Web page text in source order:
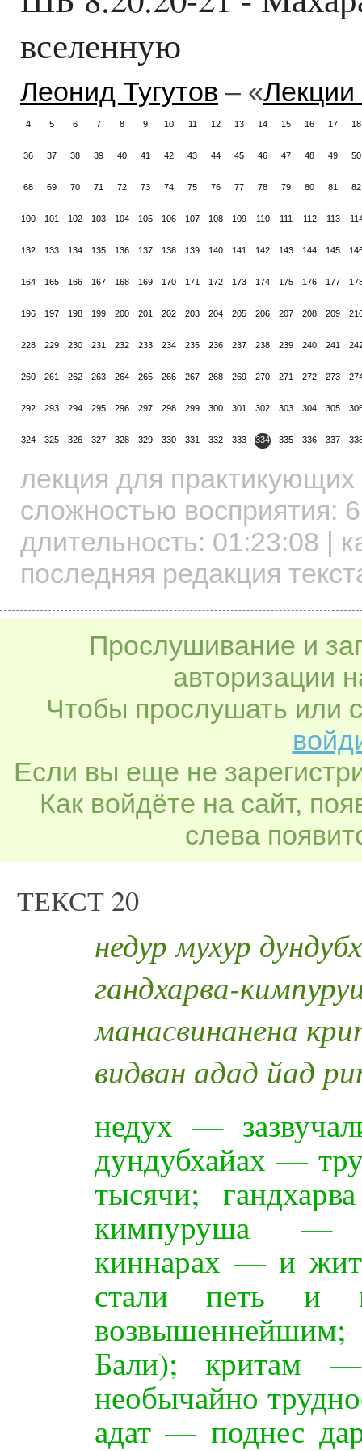
вселенную
Леонид Тугутов – «
4 5 6 7 8 9 10 11 12 13 14 15 16 17 18
36 37 38 39 40 41 42 43 44 45 46 47 48 49 50
68 69 70 71 72 73 74 75 76 77 78 79 80 81 82
100 101 102 103 104 105 106 107 108 109 110 111 112 113
132 133 134 135 136 137 138 139 140 141 142 143 144 145
164 165 166 167 168 169 170 171 172 173 174 175 176 177
196 197 198 199 200 201 202 203 204 205 206 207 208 209
228 229 230 231 232 233 234 235 236 237 238 239 240 241
260 261 262 263 264 265 266 267 268 269 270 271 272 273
292 293 294 295 296 297 298 299 300 301 302 303 304 305
324 325 326 327 328 329 330 331 332 333 334 335 336 337
лекция для практикующих
сложностью восприятия: 6
длительность: 01:23:08 |
последняя редакция
Прослушивание и
авторизации
Чтобы прослушать или
Если вы еще не
Как войдёте на сайт,
слева
ТЕКСТ 20
недур мухур
гандхарва-
манасвинанена
видван адад йад
недух —
дундубхайах —
тысячи;
кимпуруша —
киннарах — и
стали петь и
Бали); критам
необычайно
адат — поднес